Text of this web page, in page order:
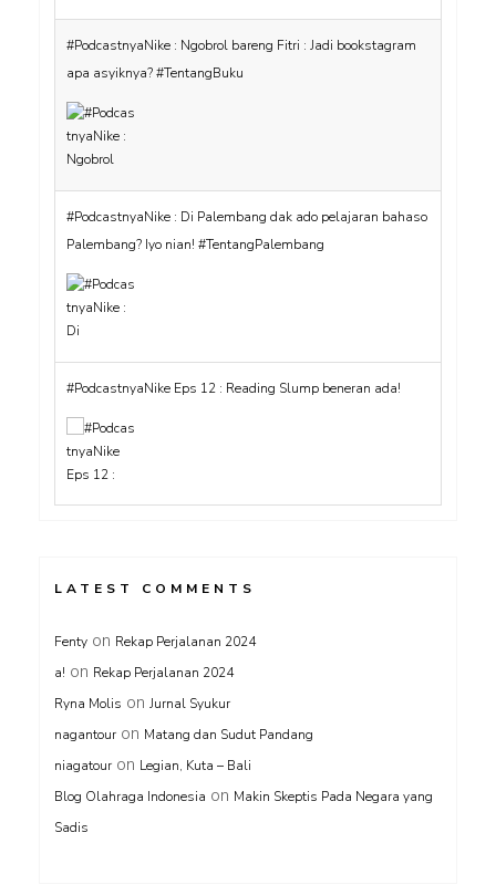
#PodcastnyaNike : Ngobrol bareng Fitri : Jadi bookstagram
apa asyiknya? #TentangBuku
#PodcastnyaNike : Di Palembang dak ado pelajaran bahaso
Palembang? Iyo nian! #TentangPalembang
#PodcastnyaNike Eps 12 : Reading Slump beneran ada!
LATEST COMMENTS
Fenty on Rekap Perjalanan 2024
a! on Rekap Perjalanan 2024
Ryna Molis on Jurnal Syukur
nagantour on Matang dan Sudut Pandang
niagatour on Legian, Kuta – Bali
Blog Olahraga Indonesia on Makin Skeptis Pada Negara yang
Sadis